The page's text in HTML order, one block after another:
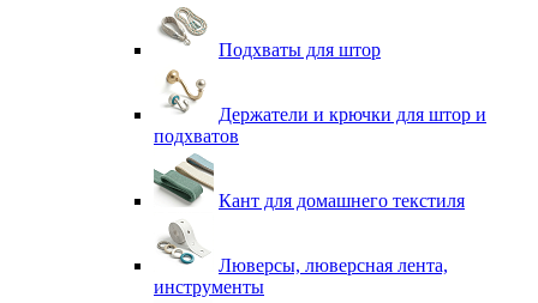
Подхваты для штор
Держатели и крючки для штор и
подхватов
Кант для домашнего текстиля
Люверсы, люверсная лента,
инструменты